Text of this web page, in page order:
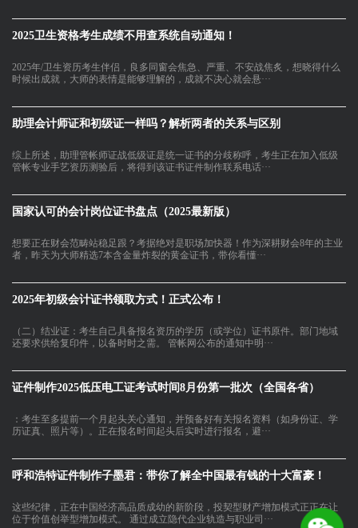
2025卫生资格考生成绩不用查系统自动通知！
2025年/卫生资历考生伴侣，良多同窗会焦急、严重、不安战焦炙，想晓得什么
时候出成就，大师的表情是能够理解的，成就不决心就会悬···
助理会计师证和初级证一样吗？解析两者的关系与区别
综上所述，助理管帐师证战低级证是统一证书的分歧称呼，考生正在加入低级
管帐专业手艺资历测验后，将得到该证书证件制作联系电话···
国家认可的会计岗位证书盘点（2025最新版）
想要正在财会范畴站稳足跟？考据绝对是职场加快器！作为深耕财会8年的主业
者，昨天为大师精选7本含金量炸裂的黄金证书，带你看懂···
2025年初级会计证书领取方式！正式公布！
（二）结业证：考生自己具备报名资历的学历（或学位）证书原件。部门地域
还要求供给复印件，以备时时之需。 管帐网公布的通知中明···
证件制作2025低压电工证考试时间8月份第一批次（全国各省）
：考生至多提前一个月起头关心通知，并预备好有关报名资料（如身份证、学
历证真、照片等）。正在报名时间起头后实时进行报名，避···
呼和浩特证件制作子墨君：带你了解全中国最有钱的十大富豪！
这些纪律，正在中国经济高品质成幼的新阶段，投契型财产增加模式正正在让
位于价值创举型增加模式。 通过成立隐代企业轨造与职业司···